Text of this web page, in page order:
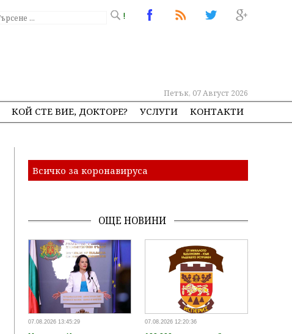
!
Петък, 07 Август 2026
КОЙ СТЕ ВИЕ, ДОКТОРЕ? УСЛУГИ КОНТАКТИ
Всичко за коронавируса
ОЩЕ НОВИНИ
07.08.2026 13:45:29 07.08.2026 12:20:36